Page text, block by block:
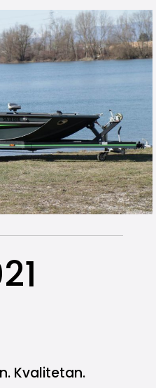
Kvalitetan.